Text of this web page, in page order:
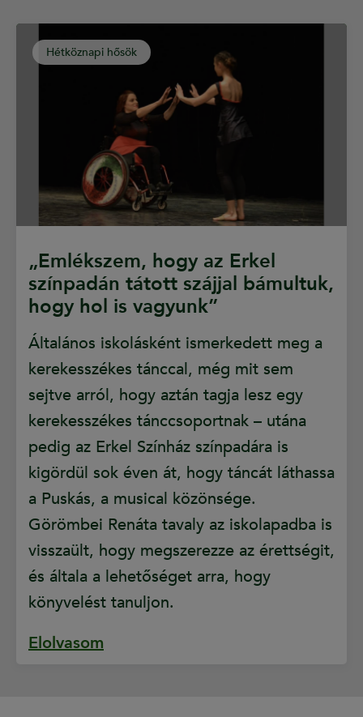
Hétköznapi hősök
„Emlékszem, hogy az Erkel
színpadán tátott szájjal bámultuk,
hogy hol is vagyunk”
Általános iskolásként ismerkedett meg a
kerekesszékes tánccal, még mit sem
sejtve arról, hogy aztán tagja lesz egy
kerekesszékes tánccsoportnak – utána
pedig az Erkel Színház színpadára is
kigördül sok éven át, hogy táncát láthassa
a Puskás, a musical közönsége.
Görömbei Renáta tavaly az iskolapadba is
visszaült, hogy megszerezze az érettségit,
és általa a lehetőséget arra, hogy
könyvelést tanuljon.
Elolvasom